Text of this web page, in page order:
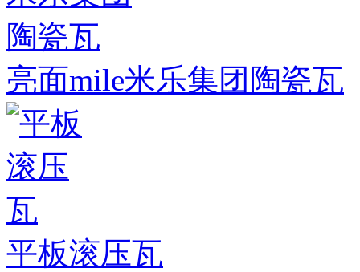
亮面mile米乐集团陶瓷瓦
平板滚压瓦